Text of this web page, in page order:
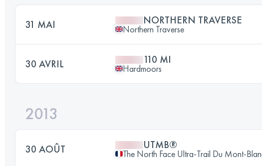
31 MAI NORTHERN TRAVERSE
Northern Traverse
30 AVRIL 110 MI
Hardmoors
2013
30 AOÛT UTMB®
The North Face Ultra-Trail Du Mont-